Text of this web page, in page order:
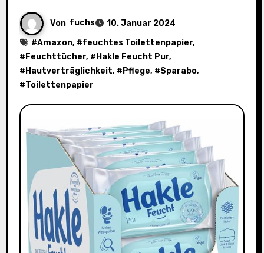
Von fuchs
10. Januar 2024
#Amazon, #feuchtes Toilettenpapier,
# Feuchttücher, # Hakle Feucht Pur,
# Hautverträglichkeit, # Pflege, #Sparabo,
#Toilettenpapier